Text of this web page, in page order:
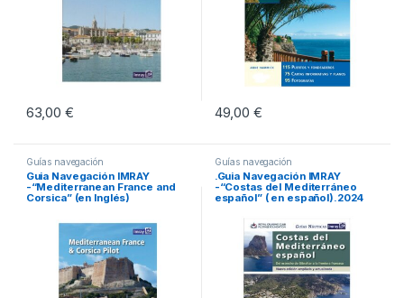
63,00 € 49,00 €
Guías navegación
Guia Navegación IMRAY
-“Mediterranean France and
Corsica” (en Inglés)
Guías navegación
.Guia Navegación IMRAY
-“Costas del Mediterráneo
español” ( en español).2024